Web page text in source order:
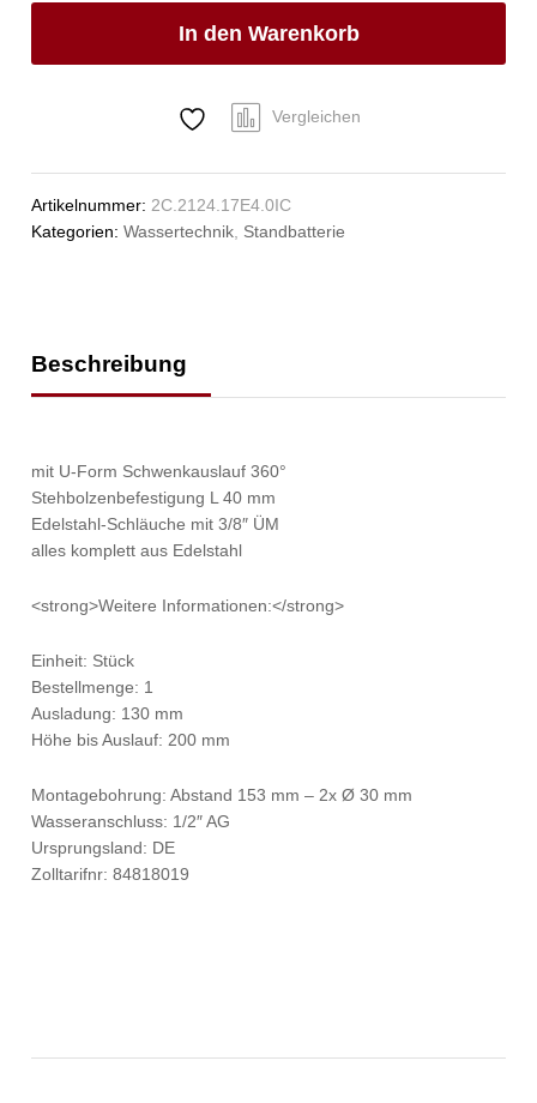
Anzahl
In den Warenkorb
Vergleichen
Artikelnummer:2C.2124.17E4.0IC
Kategorien:Wassertechnik, Standbatterie
Beschreibung
mit U-Form Schwenkauslauf 360°
Stehbolzenbefestigung L 40 mm
Edelstahl-Schläuche mit 3/8″ ÜM
alles komplett aus Edelstahl
<strong>Weitere Informationen:</strong>
Einheit: Stück
Bestellmenge: 1
Ausladung: 130 mm
Höhe bis Auslauf: 200 mm
Montagebohrung: Abstand 153 mm – 2x Ø 30 mm
Wasseranschluss: 1/2″ AG
Ursprungsland: DE
Zolltarifnr: 84818019